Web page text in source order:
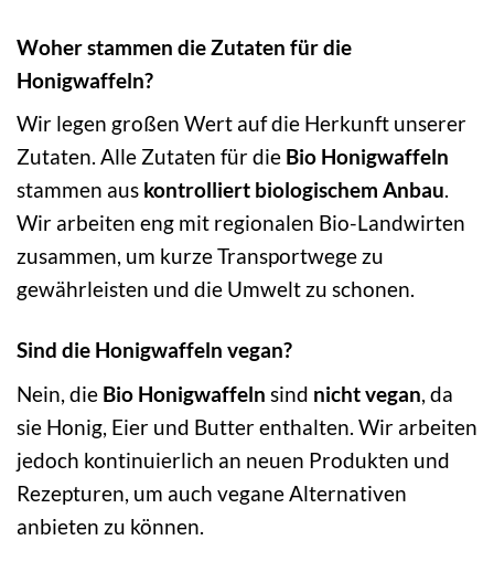
Woher stammen die Zutaten für die
Honigwaffeln?
Wir legen großen Wert auf die Herkunft unserer
Zutaten. Alle Zutaten für die Bio Honigwaffeln
stammen aus kontrolliert biologischem Anbau.
Wir arbeiten eng mit regionalen Bio-Landwirten
zusammen, um kurze Transportwege zu
gewährleisten und die Umwelt zu schonen.
Sind die Honigwaffeln vegan?
Nein, die Bio Honigwaffeln sind nicht vegan, da
sie Honig, Eier und Butter enthalten. Wir arbeiten
jedoch kontinuierlich an neuen Produkten und
Rezepturen, um auch vegane Alternativen
anbieten zu können.